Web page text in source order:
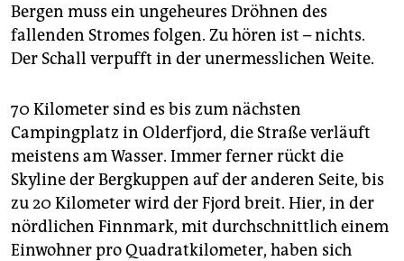
Bergen muss ein ungeheures Dröhnen des
fallenden Stromes folgen. Zu hören ist – nichts.
Der Schall verpufft in der unermesslichen Weite.
70 Kilometer sind es bis zum nächsten
Campingplatz in Olderfjord, die Straße verläuft
meistens am Wasser. Immer ferner rückt die
Skyline der Bergkuppen auf der anderen Seite, bis
zu 20 Kilometer wird der Fjord breit. Hier, in der
nördlichen Finnmark, mit durchschnittlich einem
Einwohner pro Quadratkilometer, haben sich